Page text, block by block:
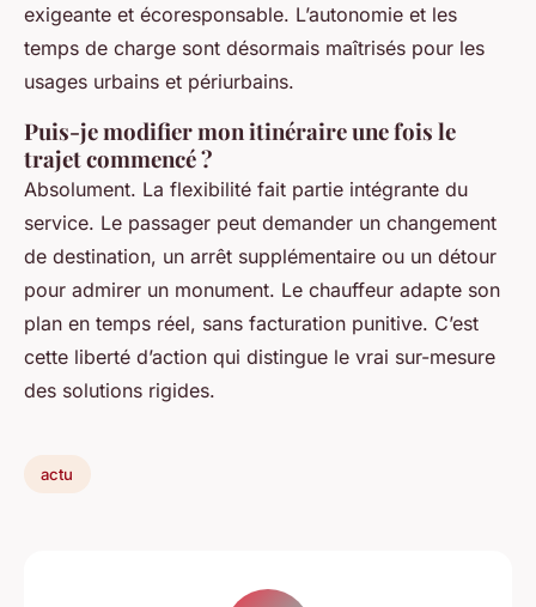
exigeante et écoresponsable. L’autonomie et les
temps de charge sont désormais maîtrisés pour les
usages urbains et périurbains.
Puis-je modifier mon itinéraire une fois le
trajet commencé ?
Absolument. La flexibilité fait partie intégrante du
service. Le passager peut demander un changement
de destination, un arrêt supplémentaire ou un détour
pour admirer un monument. Le chauffeur adapte son
plan en temps réel, sans facturation punitive. C’est
cette liberté d’action qui distingue le vrai sur-mesure
des solutions rigides.
actu